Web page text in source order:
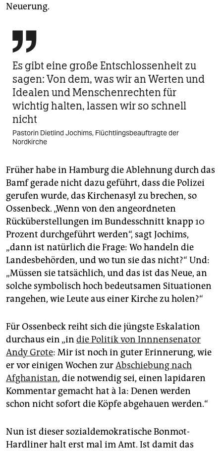
Neuerung.

Es gibt eine große Entschlossenheit zu
sagen: Von dem, was wir an Werten und
Idealen und Menschenrechten für
wichtig halten, lassen wir so schnell
nicht
Pastorin Dietlind Jochims, Flüchtlingsbeauftragte der
Nordkirche
Früher habe in Hamburg die Ablehnung durch das
Bamf gerade nicht dazu geführt, dass die Polizei
gerufen wurde, das Kirchenasyl zu brechen, so
Ossenbeck. „Wenn von den angeordneten
Rücküberstellungen im Bundesschnitt knapp 10
Prozent durchgeführt werden“, sagt Jochims,
„dann ist natürlich die Frage: Wo handeln die
Landesbehörden, und wo tun sie das nicht?“ Und:
„Müssen sie tatsächlich, und das ist das Neue, an
solche symbolisch hoch bedeutsamen Situationen
rangehen, wie Leute aus einer Kirche zu holen?“
Für Ossenbeck reiht sich die jüngste Eskalation
durchaus ein „in die Politik von Innnensenator
Andy Grote: Mir ist noch in guter Erinnerung, wie
er vor einigen Wochen zurAbschiebung nach
Afghanistan, die notwendig sei, einen lapidaren
Kommentar gemacht hat à la: Denen werden
schon nicht sofort die Köpfe abgehauen werden.“
Nun ist dieser sozialdemokratische Bonmot-
Hardliner halt erst mal im Amt. Ist damit das